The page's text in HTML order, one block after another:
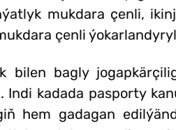
mukdara çenli,
çenli
bilen bagly
Indi kadada pasporty
hem gadagan